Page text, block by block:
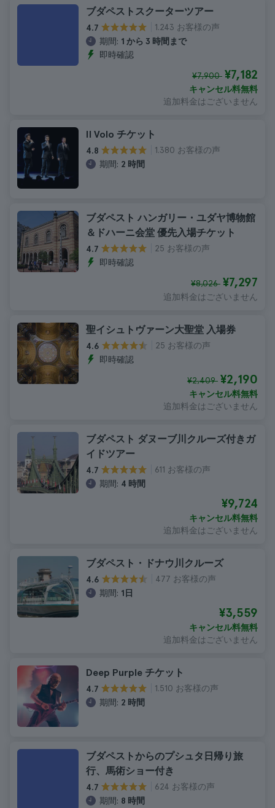
ブダペストスクーターツアー
4.7
1.243 お客様の声
期間: 1 から 3 時間まで
即時確認
¥7,900 ¥7,182
キャンセル料無料
追加料金はございません
Il Volo チケット
4.8
1.380 お客様の声
期間: 2 時間
ブダペスト ハンガリー・ユダヤ博物館
＆ドハーニ会堂 優先入場チケット
4.7
25 お客様の声
即時確認
¥8,026 ¥7,297
追加料金はございません
聖イシュトヴァーン大聖堂 入場券
4.6
25 お客様の声
即時確認
¥2,409 ¥2,190
キャンセル料無料
追加料金はございません
ブダペスト ダヌーブ川クルーズ付きガ
イドツアー
4.7
611 お客様の声
期間: 4 時間
¥9,724
キャンセル料無料
追加料金はございません
ブダペスト・ドナウ川クルーズ
4.6
477 お客様の声
期間: 1日
¥3,559
キャンセル料無料
追加料金はございません
Deep Purple チケット
4.7
1.510 お客様の声
期間: 2 時間
ブダペストからのプシュタ日帰り旅
行、馬術ショー付き
4.7
624 お客様の声
期間: 8 時間